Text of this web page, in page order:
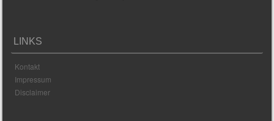
LINKS
Kontakt
Impressum
Disclaimer